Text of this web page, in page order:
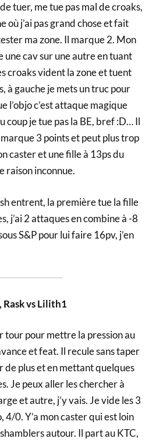
tuer, me tue pas mal de croaks,
où j’ai pas grand chose et fait
ma zone. Il marque 2. Mon
cav sur une autre en tuant
croaks vident la zone et tuent
à gauche je mets un truc pour
l’objo c’est attaque magique
coup je tue pas la BE, bref :D… Il
3 points et peut plus trop
caster et une fille à 13ps du
raison inconnue.
entrent, la première tue la fille
j’ai 2 attaques en combine à -8
S&P pour lui faire 16pv, j’en
Rask vs Lilith1
tour pour mettre la pression au
et feat. Il recule sans taper
de plus et en mettant quelques
Je peux aller les chercher à
et autre, j’y vais. Je vide les 3
4/0. Y’a mon caster qui est loin
autour. Il part au KTC,